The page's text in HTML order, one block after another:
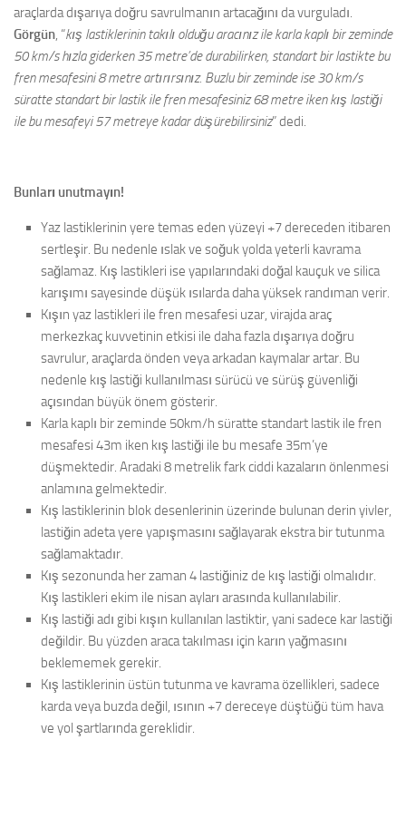
araçlarda dışarıya doğru savrulmanın artacağını da vurguladı.
Görgün, “kış lastiklerinin takılı olduğu aracınız ile karla kaplı bir zeminde
50 km/s hızla giderken 35 metre’de durabilirken, standart bir lastikte bu
fren mesafesini 8 metre artırırsınız. Buzlu bir zeminde ise 30 km/s
süratte standart bir lastik ile fren mesafesiniz 68 metre iken kış lastiği
ile bu mesafeyi 57 metreye kadar düşürebilirsiniz” dedi.
Bunları unutmayın!
Yaz lastiklerinin yere temas eden yüzeyi +7 dereceden itibaren
sertleşir. Bu nedenle ıslak ve soğuk yolda yeterli kavrama
sağlamaz. Kış lastikleri ise yapılarındaki doğal kauçuk ve silica
karışımı sayesinde düşük ısılarda daha yüksek randıman verir.
Kışın yaz lastikleri ile fren mesafesi uzar, virajda araç
merkezkaç kuvvetinin etkisi ile daha fazla dışarıya doğru
savrulur, araçlarda önden veya arkadan kaymalar artar. Bu
nedenle kış lastiği kullanılması sürücü ve sürüş güvenliği
açısından büyük önem gösterir.
Karla kaplı bir zeminde 50km/h süratte standart lastik ile fren
mesafesi 43m iken kış lastiği ile bu mesafe 35m’ye
düşmektedir. Aradaki 8 metrelik fark ciddi kazaların önlenmesi
anlamına gelmektedir.
Kış lastiklerinin blok desenlerinin üzerinde bulunan derin yivler,
lastiğin adeta yere yapışmasını sağlayarak ekstra bir tutunma
sağlamaktadır.
Kış sezonunda her zaman 4 lastiğiniz de kış lastiği olmalıdır.
Kış lastikleri ekim ile nisan ayları arasında kullanılabilir.
Kış lastiği adı gibi kışın kullanılan lastiktir, yani sadece kar lastiği
değildir. Bu yüzden araca takılması için karın yağmasını
beklememek gerekir.
Kış lastiklerinin üstün tutunma ve kavrama özellikleri, sadece
karda veya buzda değil, ısının +7 dereceye düştüğü tüm hava
ve yol şartlarında gereklidir.